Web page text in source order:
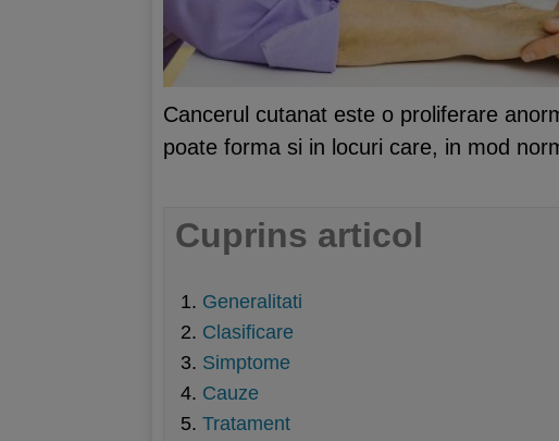
Cancerul cutanat este o proliferare
poate forma si in locuri care, in mod
Cuprins articol
Generalitati
Clasificare
Simptome
Cauze
Tratament